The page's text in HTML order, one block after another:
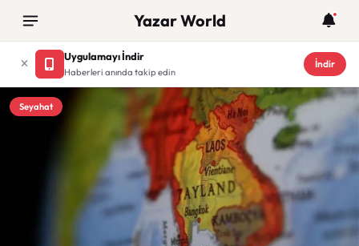
Yazar World
Uygulamayı İndir
Haberleri anında takip edin
İndir
Seyahat